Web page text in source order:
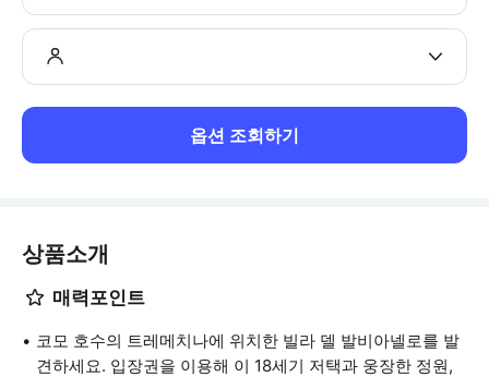
옵션 조회하기
상품소개
매력포인트
코모 호수의 트레메치나에 위치한 빌라 델 발비아넬로를 발
견하세요. 입장권을 이용해 이 18세기 저택과 웅장한 정원,